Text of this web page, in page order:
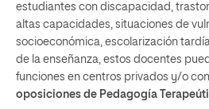
estudiantes con discapacidad,
altas capacidades, situaciones de
socioeconómica, escolarización
de la enseñanza, estos docentes
funciones en centros privados y/o
oposiciones de Pedagogía